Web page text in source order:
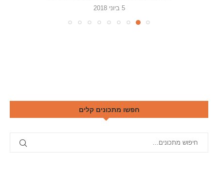
5 ביוני 2018
חפשו מתכונים קלים